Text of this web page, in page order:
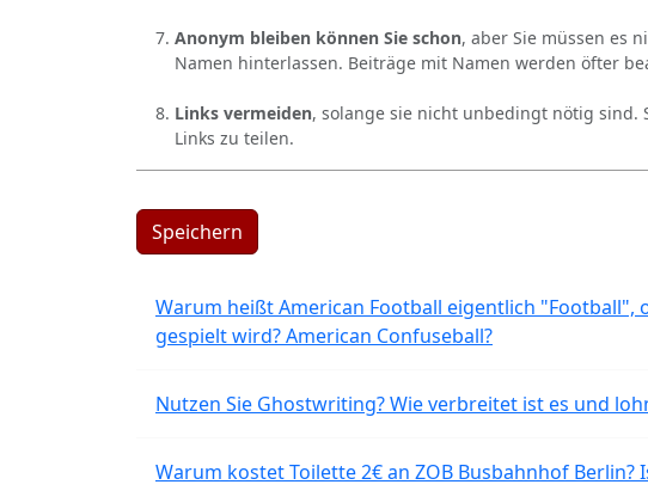
Anonym bleiben können Sie schon, aber Sie müssen es
Namen hinterlassen. Beiträge mit Namen werden öfter
Links vermeiden, solange sie nicht unbedingt nötig sind.
Links zu teilen.
Speichern
Warum heißt American Football eigentlich "Football",
gespielt wird? American Confuseball?
Nutzen Sie Ghostwriting? Wie verbreitet ist es und
Warum kostet Toilette 2€ an ZOB Busbahnhof Berlin?